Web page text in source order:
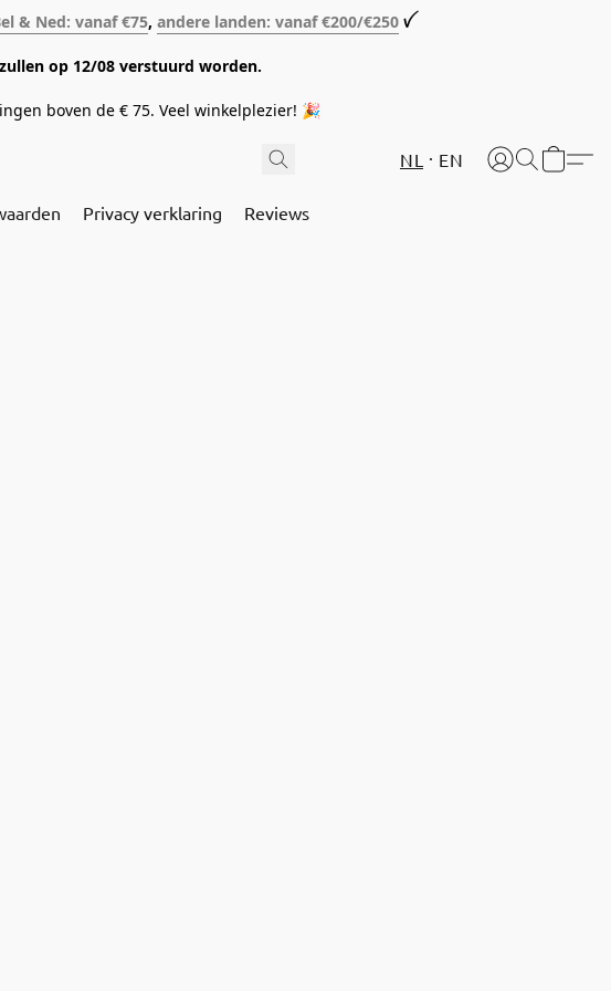
& Ned: vanaf €75, andere landen: vanaf €200/€250 ꪜ
op 12/08 verstuurd worden.
boven de € 75. Veel winkelplezier! 🎉
NL EN
Privacy verklaring Reviews